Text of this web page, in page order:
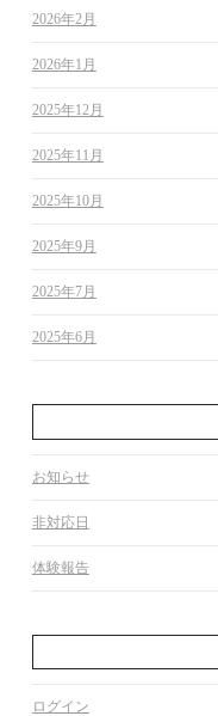
2026年2月
2026年1月
2025年12月
2025年11月
2025年10月
2025年9月
2025年7月
2025年6月
お知らせ
非対応日
体験報告
ログイン